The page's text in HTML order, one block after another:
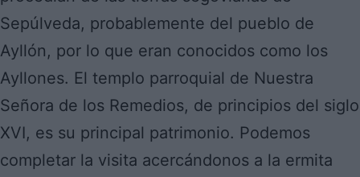
Sepúlveda, probablemente del pueblo de
Ayllón, por lo que eran conocidos como los
Ayllones. El templo parroquial de Nuestra
Señora de los Remedios, de principios del siglo
XVI, es su principal patrimonio. Podemos
completar la visita acercándonos a la ermita